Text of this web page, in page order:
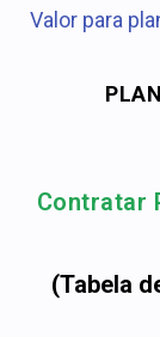
Valor para
Contratar
(Tabela